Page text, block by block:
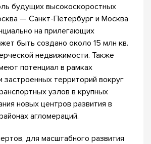
будущих высокоскоростных
— Санкт-Петербург и Москва
на прилегающих
быть создано около 15 млн кв.
недвижимости. Также
потенциал в рамках
застроенных территорий вокруг
узлов в крупных
новых центров развития в
агломераций.
для масштабного развития